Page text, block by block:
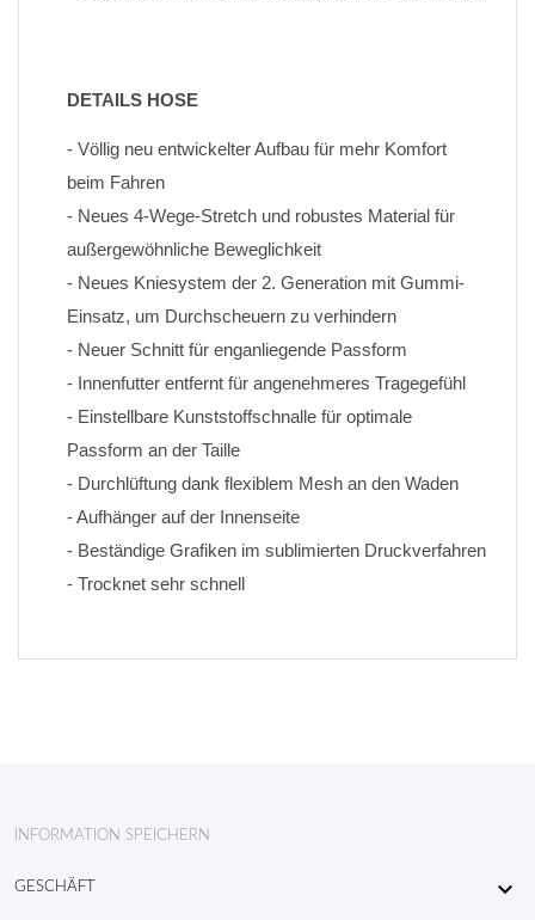
DETAILS HOSE
- Völlig neu entwickelter Aufbau für mehr Komfort
beim Fahren
- Neues 4-Wege-Stretch und robustes Material für
außergewöhnliche Beweglichkeit
- Neues Kniesystem der 2. Generation mit Gummi-
Einsatz, um Durchscheuern zu verhindern
- Neuer Schnitt für enganliegende Passform
- Innenfutter entfernt für angenehmeres Tragegefühl
- Einstellbare Kunststoffschnalle für optimale
Passform an der Taille
- Durchlüftung dank flexiblem Mesh an den Waden
- Aufhänger auf der Innenseite
- Trocknet sehr schnell
INFORMATION SPEICHERN
GESCHÄFT 